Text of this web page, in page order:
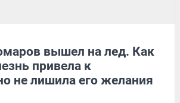
вышел на лед. Как
привела к
не лишила его желания